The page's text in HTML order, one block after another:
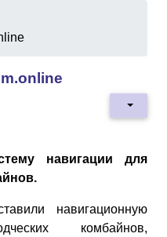
навигации для
навигационную
комбайнов,